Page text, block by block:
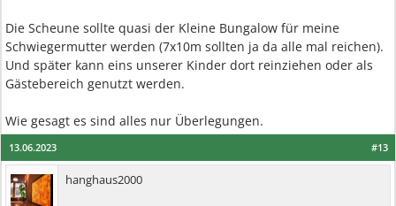
Die Scheune sollte quasi der Kleine Bungalow für meine
Schwiegermutter werden (7x10m sollten ja da alle mal reichen).
Und später kann eins unserer Kinder dort reinziehen oder als
Gästebereich genutzt werden.
Wie gesagt es sind alles nur Überlegungen.
#13
13.06.2023
hanghaus2000